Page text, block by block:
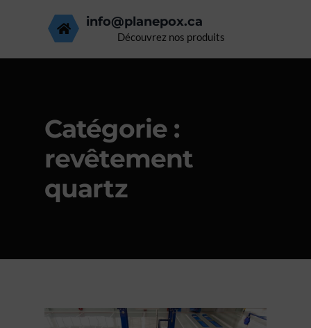
PLANCHER COMMERCIALinfo@planepox.ca
Découvrez nos produits
Catégorie :
revêtement
quartz